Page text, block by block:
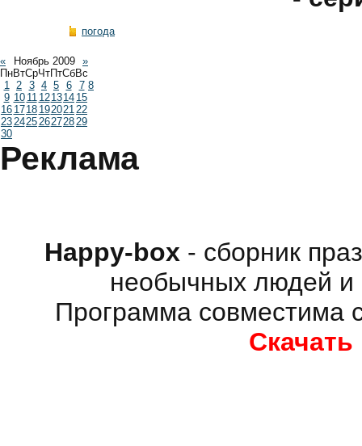
погода
« Ноябрь 2009
»
ПнВтСрЧтПтСбВс
1 2 3 4 5 6 7 8
9 10 11 121314 15
16 1718 19202122
23242526272829
30
Реклама
Happy-box - сборник
необычных людей и
Программа совместима